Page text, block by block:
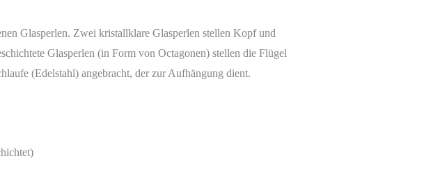
Glasperlen. Zwei kristallklare Glasperlen stellen Kopf und
Glasperlen (in Form von Octagonen) stellen die Flügel
(Edelstahl) angebracht, der zur Aufhängung dient.